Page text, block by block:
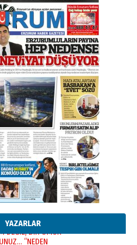
YAZARLAR
bir şehir, bir
Dizginler kimin
DEĞİL, BİR ÖMÜR
“NEDEN
Salı
YAZICI
bir Alperen…
idi… Hakka yürüdü.!
hatıralarıyla
Faruk Terzioğlu!
Çarşamba
Erzurum’a
daha!
Pazar